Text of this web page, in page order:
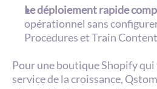
Le déploiement rapide
opérationnel sans
Procedures et Train
Pour une boutique Shopify
service de la croissance,